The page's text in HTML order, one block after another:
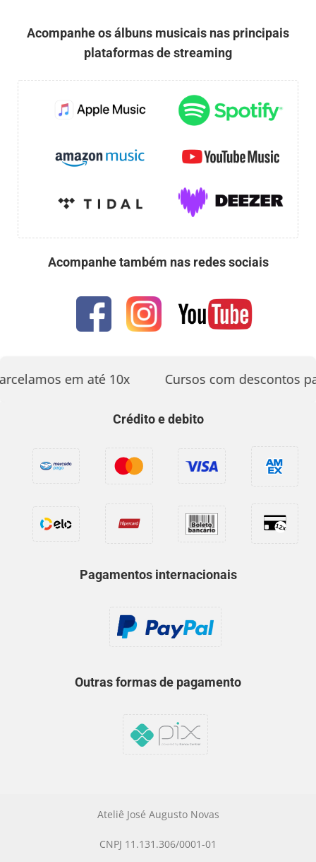
Acompanhe os álbuns musicais nas principais
plataformas de streaming
Acompanhe também nas redes sociais
em até 10x Cursos com descontos
Crédito e debito
Pagamentos internacionais
Outras formas de pagamento
Ateliê José Augusto Novas
CNPJ 11.131.306/0001-01